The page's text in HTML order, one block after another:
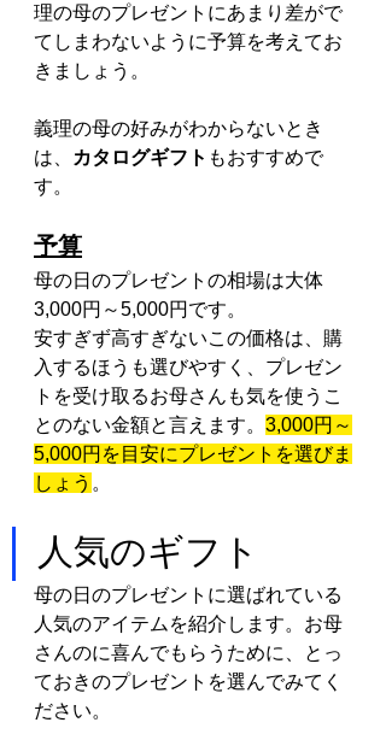
理の母のプレゼントにあまり差がで
てしまわないように予算を考えてお
きましょう。
義理の母の好みがわからないとき
は、
カタログギフト もおすすめで
す。
予算
母の日のプレゼントの相場は大体
3,000円～5,000円です。
安すぎず高すぎないこの価格は、購
入するほうも選びやすく、プレゼン
トを受け取るお母さんも気を使うこ
とのない金額と言えます。 3,000円～
5,000円を目安にプレゼントを選びま
しょう 。
人気のギフト
母の日のプレゼントに選ばれている
人気のアイテムを紹介します。お母
さんのに喜んでもらうために、とっ
ておきのプレゼントを選んでみてく
ださい。